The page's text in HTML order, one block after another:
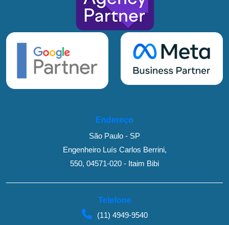
Endereço
São Paulo - SP
Engenheiro Luís Carlos Berrini,
550, 04571-020 - Itaim Bibi
Telefone
(11) 4949-9540